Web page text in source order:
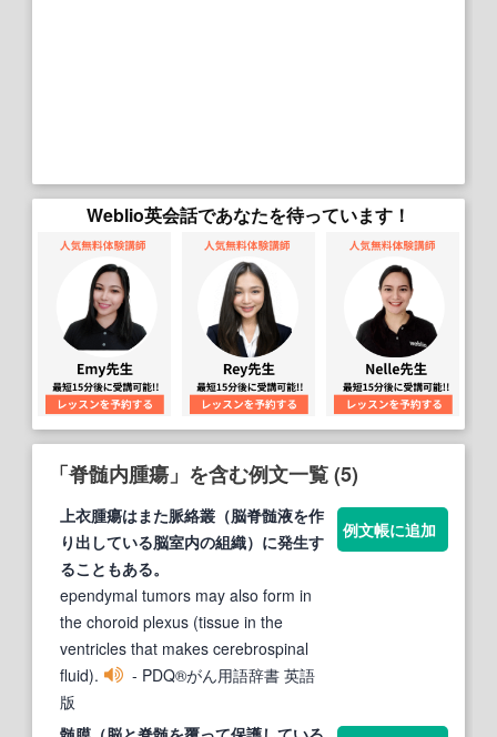
Weblio英会話であなたを待っています！
「脊髄内腫瘍」を含む例文一覧 (5)
上衣腫瘍はまた脈絡叢（脳脊髄液を作
り出している脳室内の組織）に発生す
ることもある。
ependymal tumors may also form in
the choroid plexus (tissue in the
ventricles that makes cerebrospinal
fluid).
- PDQ®がん用語辞書 英語
版
例文帳に追加